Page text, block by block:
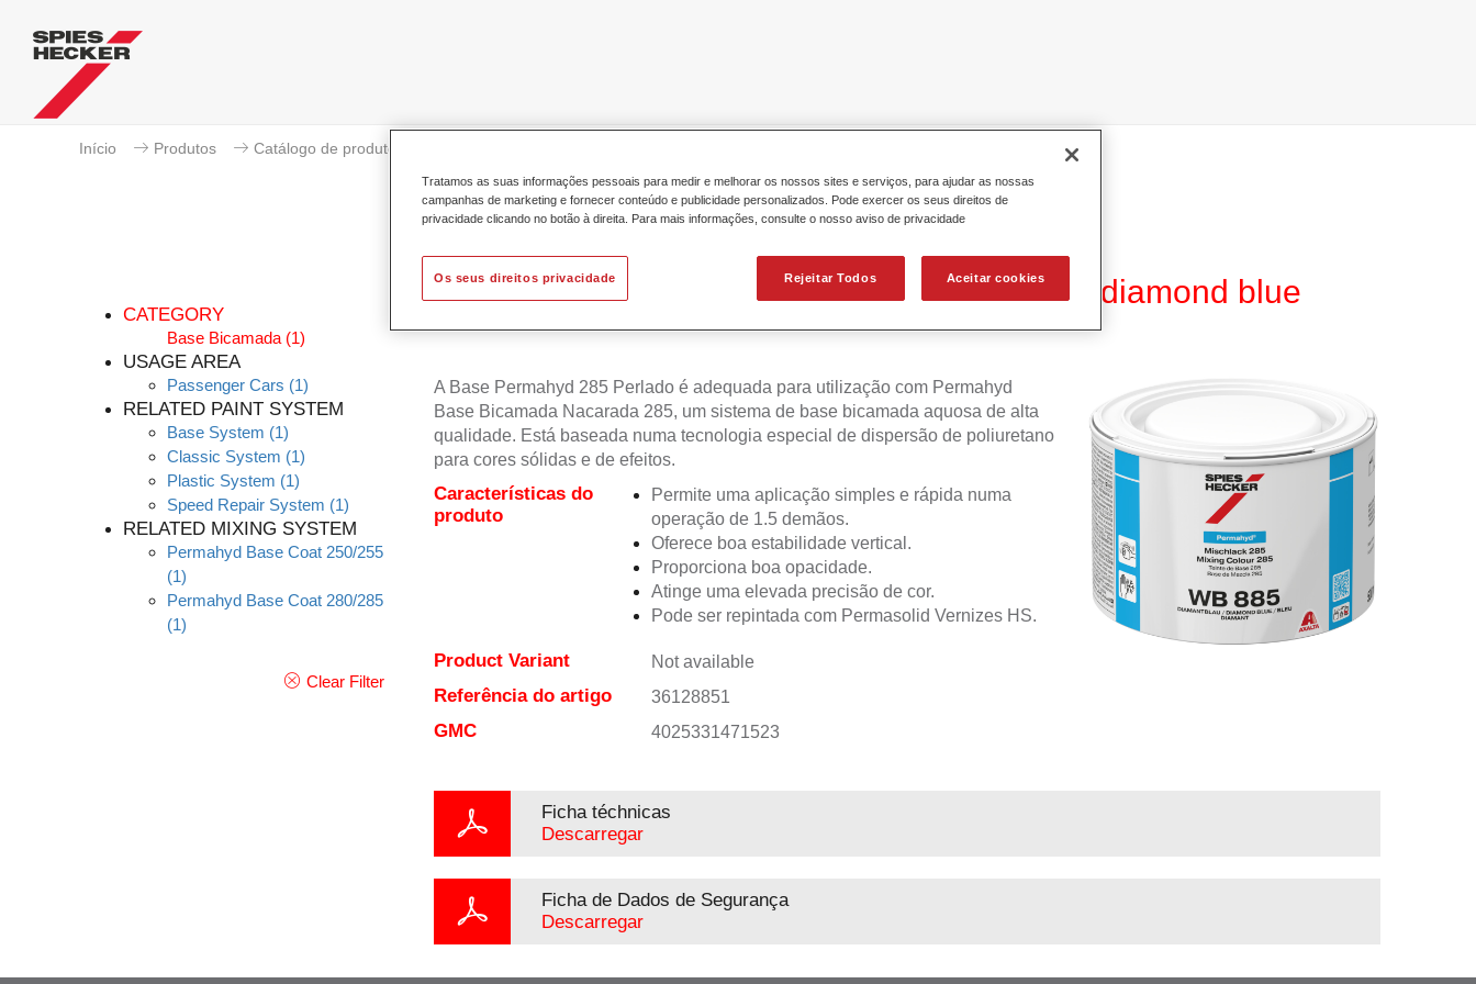
Início Produtos Catálogo de produtos
CATEGORY
Base Bicamada (1)
USAGE AREA
Passenger Cars (1)
RELATED PAINT SYSTEM
Base System (1)
Classic System (1)
Plastic System (1)
Speed Repair System (1)
RELATED MIXING SYSTEM
Permahyd Base Coat 250/255
(1)
Permahyd Base Coat 280/285
(1)
Clear Filter
Permahyd® Mixing Colour 285 WB 885 diamond blue
A Base Permahyd 285 Perlado é adequada para utilização com Permahyd
Base Bicamada Nacarada 285, um sistema de base bicamada aquosa de alta
qualidade. Está baseada numa tecnologia especial de dispersão de poliuretano
para cores sólidas e de efeitos.
Características do
produto
Permite uma aplicação simples e rápida numa
operação de 1.5 demãos.
Oferece boa estabilidade vertical.
Proporciona boa opacidade.
Atinge uma elevada precisão de cor.
Pode ser repintada com Permasolid Vernizes HS.
Product Variant Not available
Referência do artigo 36128851
GMC 4025331471523
Ficha téchnicas
Descarregar
Ficha de Dados de Segurança
Descarregar
Tratamos as suas informações pessoais para medir e melhorar os nossos sites e serviços, para ajudar as nossas
campanhas de marketing e fornecer conteúdo e publicidade personalizados. Pode exercer os seus direitos de
privacidade clicando no botão à direita. Para mais informações, consulte o nosso aviso de privacidade
Rejeitar Todos Aceitar cookies
Os seus direitos privacidade